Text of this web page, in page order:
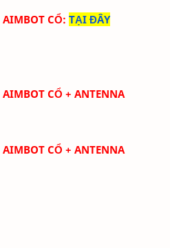
AIMBOT CỔ: TẠI ĐÂY
AIMBOT CỔ + ANTENNA
AIMBOT CỔ + ANTENNA